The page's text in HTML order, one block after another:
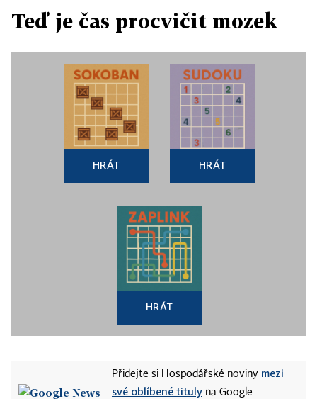
Teď je čas procvičit mozek
HRÁT HRÁT
HRÁT
Přidejte si Hospodářské noviny mezi
své oblíbené tituly na Google